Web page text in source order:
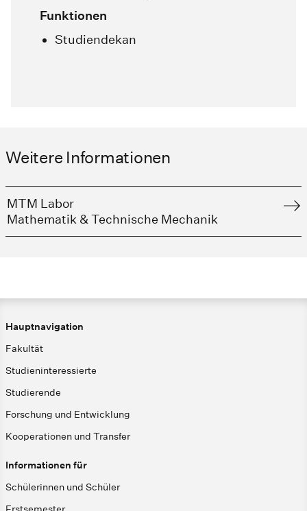
Funktionen
Studiendekan
Weitere Informationen
MTM Labor
Mathematik & Technische Mechanik
Hauptnavigation
Fakultät
Studieninteressierte
Studierende
Forschung und Entwicklung
Kooperationen und Transfer
Informationen für
Schülerinnen und Schüler